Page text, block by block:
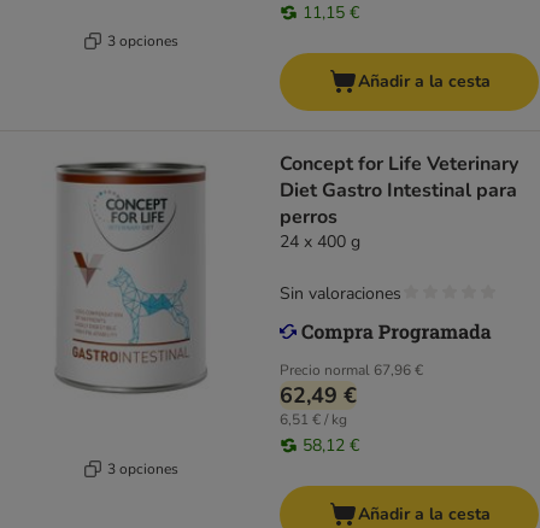
3 opciones
11,15 €
Añadir a la cesta
3 opciones
Concept for Life Veterinary
Diet Gastro Intestinal para
perros
24 x 400 g
Precio normal 67,96 €
62,49 €
6,51 € / kg
58,12 €
Sin valoraciones
Añadir a la cesta